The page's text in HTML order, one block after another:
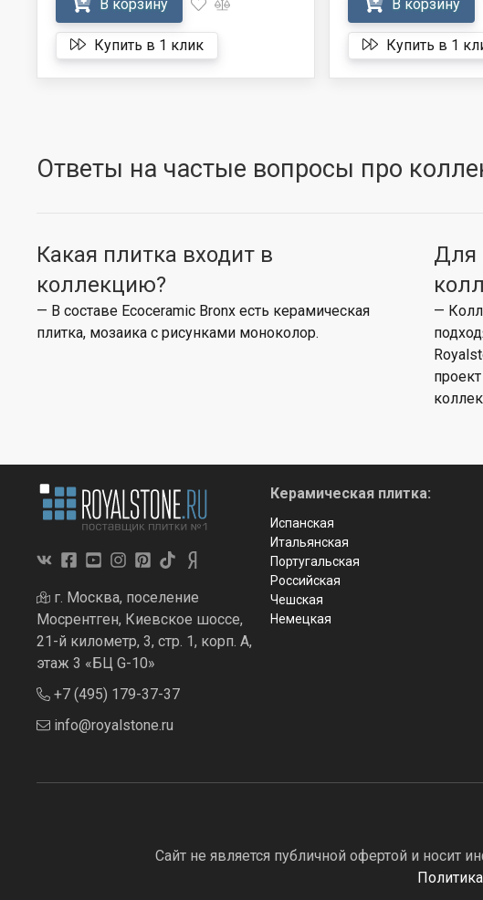
В корзину
Купить в 1 клик
В корзину
Купить в 1
Ответы на частые вопросы про
Какая плитка входит в
коллекцию?
— В составе Ecoceramic Bronx есть керамическая
плитка, мозаика с рисунками моноколор.
Для
—
г. Москва, поселение
Мосрентген, Киевское шоссе,
21-й километр, 3, стр. 1, корп. А,
этаж 3 «БЦ G-10»
+7 (495) 179-37-37
info@royalstone.ru
Керамическая плитка:
Испанская
Итальянская
Португальская
Российская
Чешская
Немецкая
Сайт не является публичной офертой и носит